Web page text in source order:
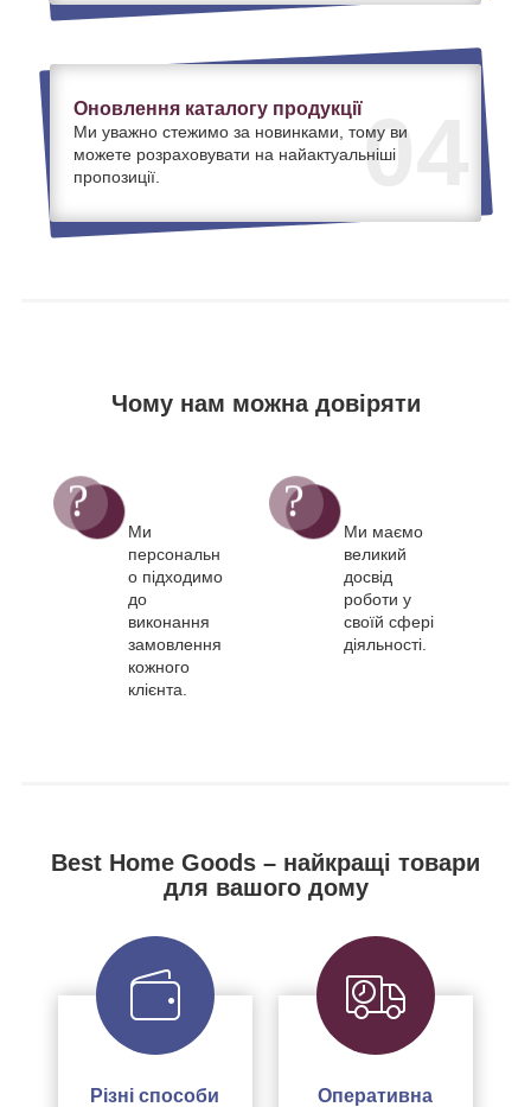
04
Оновлення каталогу продукції
Ми уважно стежимо за новинками, тому ви
можете розраховувати на найактуальніші
пропозиції.
Чому нам можна довіряти
Ми
персональн
о підходимо
до
виконання
замовлення
кожного
клієнта.
Ми маємо
великий
досвід
роботи у
своїй сфері
діяльності.
Best Home Goods – найкращі товари
для вашого дому
Різні способи Оперативна